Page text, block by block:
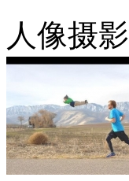
人像摄影